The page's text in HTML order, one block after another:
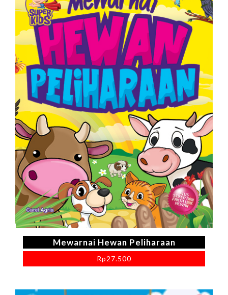
Mewarnai Hewan Peliharaan
Rp27.500